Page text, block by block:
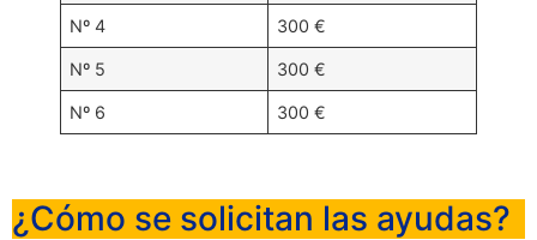
Nº 4 300 €
Nº 5 300 €
Nº 6 300 €
¿Cómo se solicitan las ayudas?